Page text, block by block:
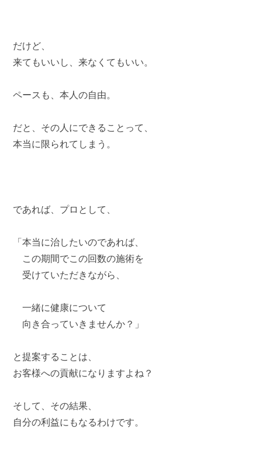
だけど、
来てもいいし、来なくてもいい。
ペースも、本人の自由。
だと、その人にできることって、
本当に限られてしまう。
であれば、プロとして、
「本当に治したいのであれば、
この期間でこの回数の施術を
受けていただきながら、
一緒に健康について
向き合っていきませんか？」
と提案することは、
お客様への貢献になりますよね？
そして、その結果、
自分の利益にもなるわけです。